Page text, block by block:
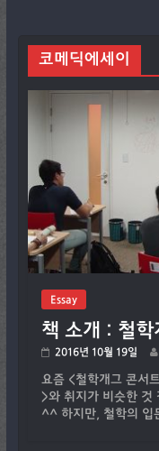
코메딕에세이
Essay
책 소개 : 철학
2016년 10월 19일
요즘 <철학개그 콘서
>와 취지가 비슷한 것
^^ 하지만, 철학의 입